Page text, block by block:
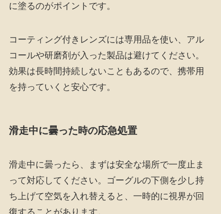
に塗るのがポイントです。
コーティング付きレンズには専用品を使い、アル
コールや研磨剤が入った製品は避けてください。
効果は長時間持続しないこともあるので、携帯用
を持っていくと安心です。
滑走中に曇った時の応急処置
滑走中に曇ったら、まずは安全な場所で一度止ま
って対応してください。ゴーグルの下側を少し持
ち上げて空気を入れ替えると、一時的に視界が回